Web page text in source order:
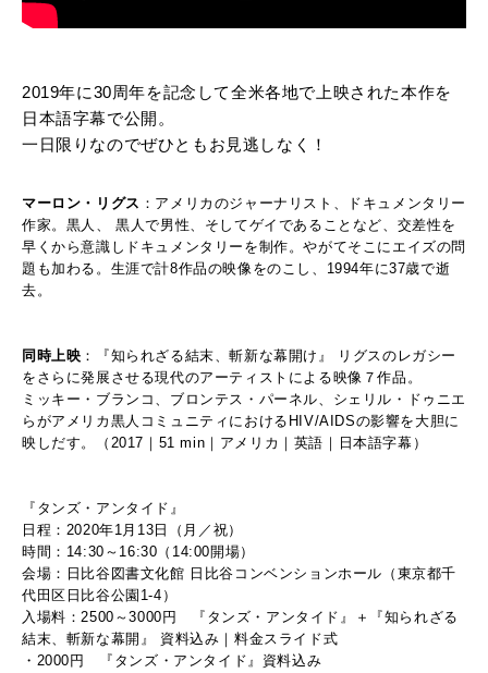
2019年に30周年を記念して全米各地で上映された本作を
日本語字幕で公開。
一日限りなのでぜひともお見逃しなく！
マーロン・リグス ：アメリカのジャーナリスト、ドキュメンタリー
作家。黒人、 黒人で男性、そしてゲイであることなど、交差性を
早くから意識しドキュメンタリーを制作。やがてそこにエイズの問
題も加わる。生涯で計8作品の映像をのこし、1994年に37歳で逝
去。
同時上映 ：『知られざる結末、斬新な幕開け』 リグスのレガシー
をさらに発展させる現代のアーティストによる映像７作品。
ミッキー・ブランコ、ブロンテス・パーネル、シェリル・ドゥニエ
らがアメリカ黒人コミュニティにおけるHIV/AIDSの影響を大胆に
映しだす。（2017｜51 min｜アメリカ｜英語｜日本語字幕）
『タンズ・アンタイド』
日程：2020年1月13日（月／祝）
時間：14:30～16:30（14:00開場）
会場：日比谷図書文化館 日比谷コンベンションホール（東京都千
代田区日比谷公園1-4）
入場料：2500～3000円 『タンズ・アンタイド』＋『知られざる
結末、斬新な幕開』 資料込み｜料金スライド式
・2000円 『タンズ・アンタイド』資料込み